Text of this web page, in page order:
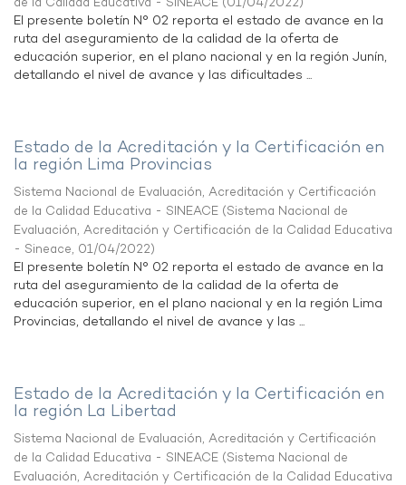
El presente boletín N° 02 reporta el estado de avance en la
ruta del aseguramiento de la calidad de la oferta de
educación superior, en el plano nacional y en la región Junín,
detallando el nivel de avance y las dificultades ...
Estado de la Acreditación y la Certificación en
la región Lima Provincias
Sistema Nacional de Evaluación, Acreditación y Certificación
de la Calidad Educativa - SINEACE (Sistema Nacional de
Evaluación, Acreditación y Certificación de la Calidad Educativa
- Sineace, 01/04/2022)
El presente boletín N° 02 reporta el estado de avance en la
ruta del aseguramiento de la calidad de la oferta de
educación superior, en el plano nacional y en la región Lima
Provincias, detallando el nivel de avance y las ...
Estado de la Acreditación y la Certificación en
la región La Libertad
Sistema Nacional de Evaluación, Acreditación y Certificación
de la Calidad Educativa - SINEACE (Sistema Nacional de
Evaluación, Acreditación y Certificación de la Calidad Educativa